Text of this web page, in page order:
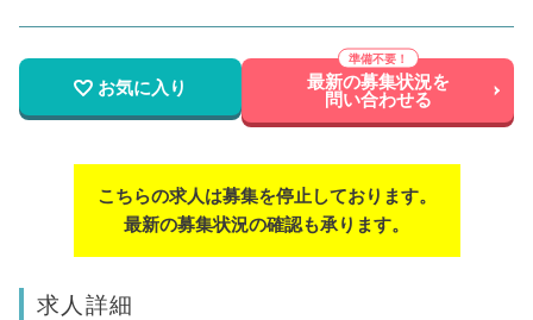
お気に入り 最新の募集状況を
問い合わせる
こちらの求人は募集を停止しております。
最新の募集状況の確認も承ります。
求人詳細